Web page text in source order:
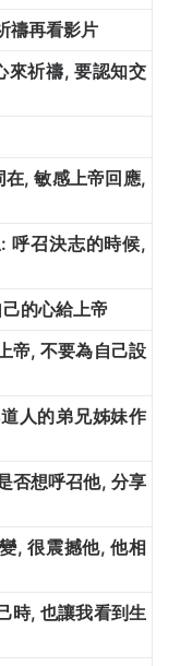
禱再看影片
來祈禱, 要認知交
, 敏感上帝回應,
呼召決志的時候,
的心給上帝
帝, 不要為自己設
人的弟兄姊妹作
否想呼召他, 分享
, 很震撼他, 他相
時, 也讓我看到生